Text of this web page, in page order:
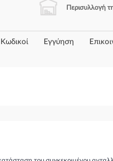
Περισυλλογή
Εγγύηση